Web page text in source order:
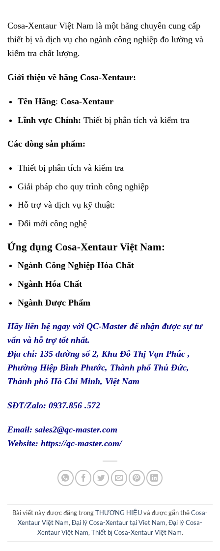
Cosa-Xentaur Việt Nam là một hãng chuyên cung cấp
thiết bị và dịch vụ cho ngành công nghiệp đo lường và
kiểm tra chất lượng.
Giới thiệu về hãng Cosa-Xentaur:
Tên Hãng: Cosa-Xentaur
Lĩnh vực Chính: Thiết bị phân tích và kiểm tra
Các dòng sản phẩm:
Thiết bị phân tích và kiểm tra
Giải pháp cho quy trình công nghiệp
Hỗ trợ và dịch vụ kỹ thuật:
Đổi mới công nghệ
Ứng dụng Cosa-Xentaur Việt Nam:
Ngành Công Nghiệp Hóa Chất
Ngành Hóa Chất
Ngành Dược Phẩm
Hãy liên hệ ngay với QC-Master để nhận được sự tư
vấn và hỗ trợ tốt nhất.
Địa chỉ: 135 đường số 2, Khu Đô Thị Vạn Phúc ,
Phường Hiệp Bình Phước, Thành phố Thủ Đức,
Thành phố Hồ Chí Minh, Việt Nam
SĐT/Zalo: 0937.856 .572
Email: sales2@qc-master.com
Website: https://qc-master.com/
Bài viết này được đăng trongTHƯƠNG HIỆUvà được gắn thẻCosa-
Xentaur Việt Nam,Đại lý Cosa-Xentaur tại Viet Nam,Đại lý Cosa-
Xentaur Việt Nam,Thiết bị Cosa-Xentaur Việt Nam.